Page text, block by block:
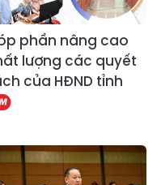
phần nâng cao
lượng các quyết
của HĐND tỉnh